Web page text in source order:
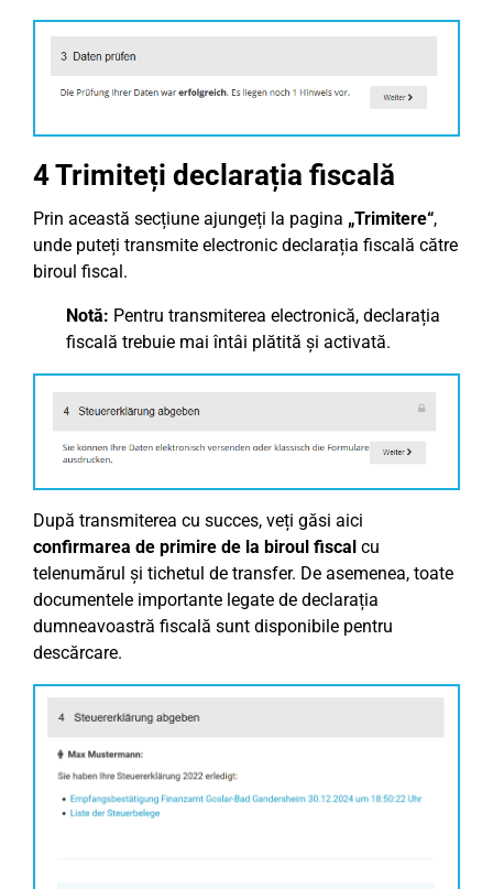
4 Trimiteți declarația fiscală
Prin această secțiune ajungeți la pagina „Trimitere“,
unde puteți transmite electronic declarația fiscală către
biroul fiscal.
Notă: Pentru transmiterea electronică, declarația
fiscală trebuie mai întâi plătită și activată.
După transmiterea cu succes, veți găsi aici
confirmarea de primire de la biroul fiscal cu
telenumărul și tichetul de transfer. De asemenea, toate
documentele importante legate de declarația
dumneavoastră fiscală sunt disponibile pentru
descărcare.